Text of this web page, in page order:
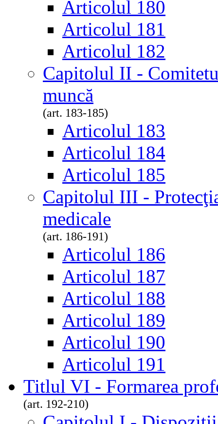
Articolul 180
Articolul 181
Articolul 182
Capitolul II -
muncă
(art. 183-185)
Articolul 183
Articolul 184
Articolul 185
Capitolul III -
medicale
(art. 186-191)
Articolul 186
Articolul 187
Articolul 188
Articolul 189
Articolul 190
Articolul 191
Titlul VI - Formarea
(art. 192-210)